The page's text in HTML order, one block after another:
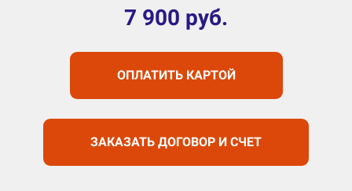
7 900 руб.
ОПЛАТИТЬ КАРТОЙ
ЗАКАЗАТЬ ДОГОВОР И СЧЕТ